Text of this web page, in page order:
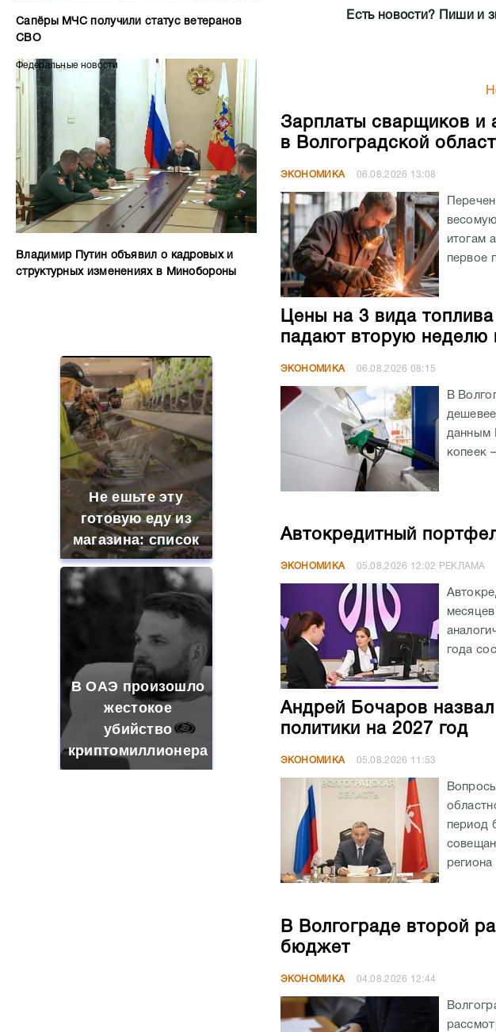
Сапёры МЧС получили статус ветеранов
СВО
Федеральные новости
Владимир Путин объявил о кадровых и
структурных изменениях в Минобороны
Не ешьте эту
готовую еду из
магазина: список
В ОАЭ произошло
жестокое
убийство
криптомиллионера
Есть новости? Пиши и
Зарплаты сварщиков и
в Волгоградской
ЭКОНОМИКА 06.08.2026 13:08
итогам
первое
Цены на 3 вида
падают вторую неделю
ЭКОНОМИКА 06.08.2026 08:15
В
данным
копеек
Автокредитный
ЭКОНОМИКА 05.08.2026 12:02 РЕКЛАМА
года
Андрей Бочаров
политики на 2027 год
ЭКОНОМИКА 05.08.2026 11:53
период
В Волгограде второй
бюджет
ЭКОНОМИКА 04.08.2026 12:44